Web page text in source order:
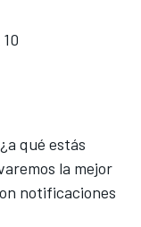
qué estás
la mejor
notificaciones